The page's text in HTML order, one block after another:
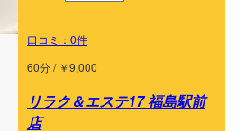
口コミ：0件
60分 / ￥9,000
リラク＆エステ17 福島駅前
店